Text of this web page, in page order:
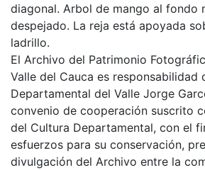
diagonal. Arbol de mango al fondo
despejado. La reja está apoyada
ladrillo.
El Archivo del Patrimonio
Valle del Cauca es responsabilidad
Departamental del Valle Jorge
convenio de cooperación suscrito
del Cultura Departamental, con el
esfuerzos para su conservación,
divulgación del Archivo entre la